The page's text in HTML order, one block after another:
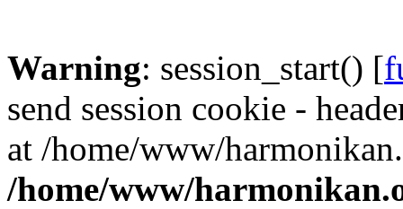
Warning: session_start() [
send session cookie -
at /home/www/
/home/www/